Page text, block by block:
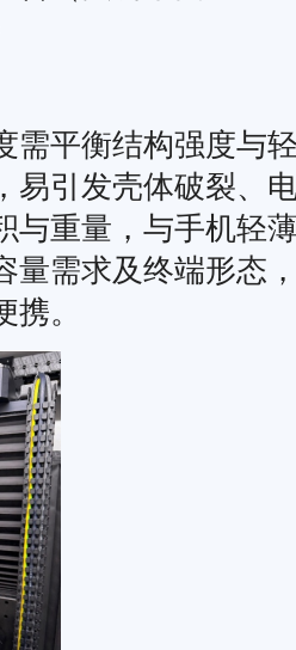
需平衡结构强度与
易引发壳体破裂、
与重量，与手机轻
量需求及终端形态
。